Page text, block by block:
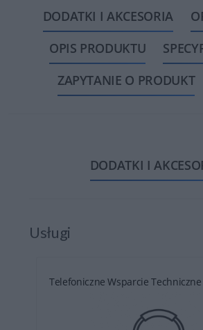
DODATKI I AKCESORIA
OPIS PRODUKTU
ZAPYTANIE O PRODUKT
DODATKI I
Usługi
Telefoniczne Wsparcie Techniczne